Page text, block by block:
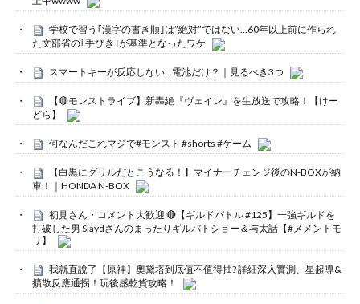
学校で習う｢漢字の書き順｣は”絶対”ではない…60年以上前に作られ
た文部省の｢手びき｣が基準となったワケ
スマートキーが反応しない…電池だけ？｜見るべき3つ
【🔴モンストライブ】新轟絶『ヴェイン』を生放送で攻略！【けー
どら】
何なんだこれマジで#モンスト #shorts #ゲーム
【白黒にグリルだとこうなる！】マイナーチェンジ後のN-BOXが納
車！｜HONDA N-BOX
初見さん・コメント大歓迎 🔴【ギルドバトル #125】一強ギルドを
打破した男 Slaydさんのまったりギルバトショー＆与太話【#メメントモ
リ】
我就直說了【原神】奧黛塔到底值不值得抽? 詳細深入實測、星超導&
擴散反應通拐！玩後感乾貨攻略！